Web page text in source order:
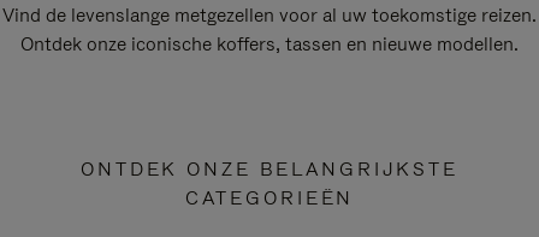
Vind de levenslange metgezellen voor al uw toekomstige reizen.
Ontdek onze iconische koffers, tassen en nieuwe modellen.
ONTDEK ONZE BELANGRIJKSTE
CATEGORIEËN